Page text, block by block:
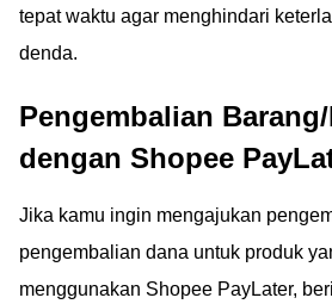
tepat waktu agar menghindari
denda.
Pengembalian
dengan Shopee
Jika kamu ingin mengajukan
pengembalian dana untuk produk
menggunakan Shopee PayLater,